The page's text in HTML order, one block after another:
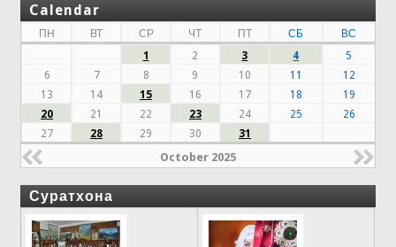
Calendar
ПН ВТ СР ЧТ ПТ СБ
ВС
1
2 3 4
5
6
7 8 9 10 11
12
13
14 15 16 17 18
19
20
21 22 23 24 25
26
27
28 29 30 31
October 2025
Суратхона